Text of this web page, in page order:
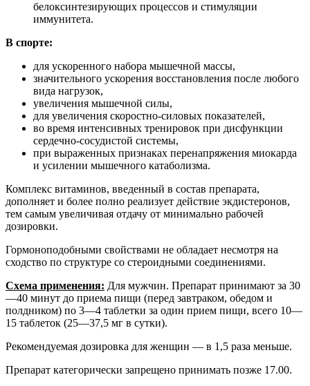
белоксинтезирующих процессов и стимуляции
иммунитета.
В спорте:
для ускоренного набора мышечной массы,
значительного ускорения восстановления после любого
вида нагрузок,
увеличения мышечной силы,
для увеличения скоростно-силовых показателей,
во время интенсивных тренировок при дисфункции
сердечно-сосудистой системы,
при выраженных признаках перенапряжения миокарда
и усилении мышечного катаболизма.
Комплекс витаминов, введенный в состав препарата,
дополняет и более полно реализует действие экдистеронов,
тем самым увеличивая отдачу от минимально рабочей
дозировки.
Гормоноподобными свойствами не обладает несмотря на
сходство по структуре со стероидными соединениями.
Схема применения: Для мужчин. Препарат принимают за 30
—40 минут до приема пищи (перед завтраком, обедом и
полдником) по 3—4 таблетки за один прием пищи, всего 10—
15 таблеток (25—37,5 мг в сутки).
Рекомендуемая дозировка для женщин — в 1,5 раза меньше.
Препарат категорически запрещено принимать позже 17.00.